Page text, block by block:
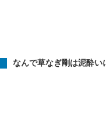
なんで草なぎ剛は泥酔い